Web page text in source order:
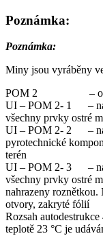
Poznámka:
Poznámka:
Miny jsou vyráběny
POM 2 – ostrá
UI – POM 2- 1 –
všechny prvky ostré
UI – POM 2- 2 –
pyrotechnické
terén
UI – POM 2- 3 –
všechny prvky ostré
nahrazeny roznětkou.
otvory, zakryté fólií
Rozsah
teplotě 23 °C je